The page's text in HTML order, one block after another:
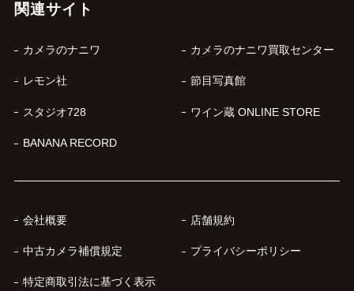
関連サイト
カメラのナニワ カメラのナニワ買取センター
レモン社 節目写真館
スタジオ728 ワイン蔵 ONLINE STORE
BANANA RECORD
会社概要 店舗規約
中古カメラ補償規定 プライバシーポリシー
特定商取引法に基づく表示